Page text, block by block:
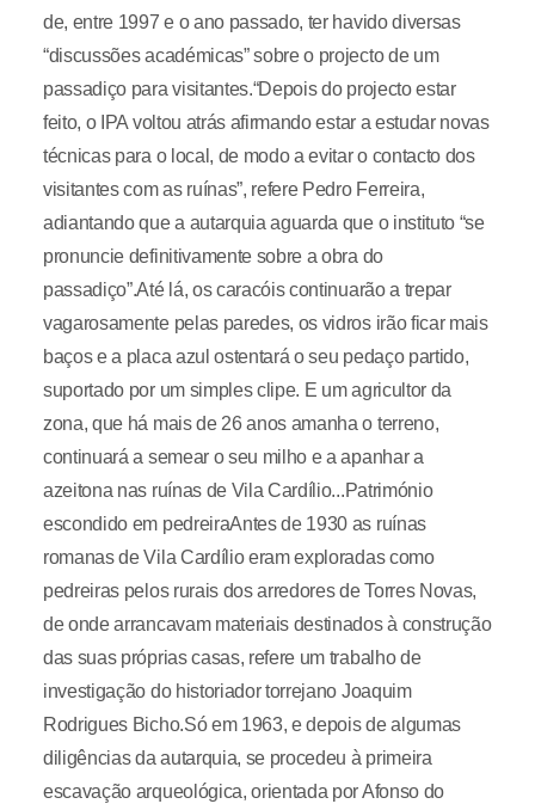
de, entre 1997 e o ano passado, ter havido diversas
“discussões académicas” sobre o projecto de um
passadiço para visitantes.“Depois do projecto estar
feito, o IPA voltou atrás afirmando estar a estudar novas
técnicas para o local, de modo a evitar o contacto dos
visitantes com as ruínas”, refere Pedro Ferreira,
adiantando que a autarquia aguarda que o instituto “se
pronuncie definitivamente sobre a obra do
passadiço”.Até lá, os caracóis continuarão a trepar
vagarosamente pelas paredes, os vidros irão ficar mais
baços e a placa azul ostentará o seu pedaço partido,
suportado por um simples clipe. E um agricultor da
zona, que há mais de 26 anos amanha o terreno,
continuará a semear o seu milho e a apanhar a
azeitona nas ruínas de Vila Cardílio...Património
escondido em pedreiraAntes de 1930 as ruínas
romanas de Vila Cardílio eram exploradas como
pedreiras pelos rurais dos arredores de Torres Novas,
de onde arrancavam materiais destinados à construção
das suas próprias casas, refere um trabalho de
investigação do historiador torrejano Joaquim
Rodrigues Bicho.Só em 1963, e depois de algumas
diligências da autarquia, se procedeu à primeira
escavação arqueológica, orientada por Afonso do